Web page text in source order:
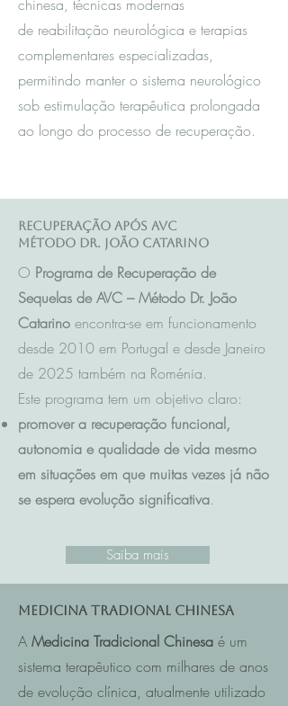
chinesa, técnicas modernas
de reabilitação neurológica e terapias
complementares especializadas,
permitindo manter o sistema neurológico
sob estimulação terapêutica prolongada
ao longo do processo de recuperação.
Recuperação após AVC
Método Dr. João Catarino
O Programa de Recuperação de
Sequelas de AVC – Método Dr. João
Catarino encontra-se em funcionamento
desde 2010 em Portugal e desde Janeiro
de 2025 também na Roménia.
Este programa tem um objetivo claro:
promover a recuperação funcional,
autonomia e qualidade de vida mesmo
em situações em que muitas vezes já não
se espera evolução significativa.
Saiba mais
Medicina Tradional Chinesa
A Medicina Tradicional Chinesa é um
sistema terapêutico com milhares de anos
de evolução clínica, atualmente utilizado